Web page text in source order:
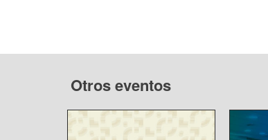
Otros eventos